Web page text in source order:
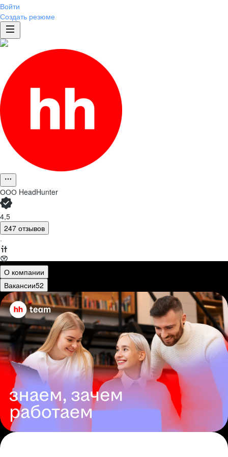
Войти
Создать резюме
ООО HeadHunter
4,5
247 отзывов
·
О компании
Вакансии52